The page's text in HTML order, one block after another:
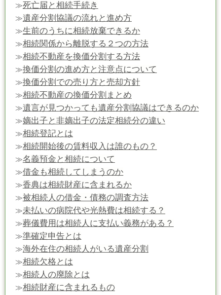
≫死亡届と相続手続き
≫遺産分割協議の流れと進め方
≫生前のうちに相続放棄できるか
≫相続関係から離脱する２つの方法
≫相続不動産を換価分割する方法
≫換価分割の進め方と注意点について
≫換価分割での売り方と売却方針
≫相続不動産の換価分割まとめ
≫遺言が見つかっても遺産分割協議はできるのか
≫嫡出子と非嫡出子の法定相続分の違い
≫相続登記とは
≫相続開始後の賃料収入は誰のもの？
≫名義預金と相続について
≫借金も相続してしまうのか
≫香典は相続財産に含まれるか
≫被相続人の借金・債務の調査方法
≫未払いの病院代や光熱費は相続する？
≫葬儀費用は相続人に支払い義務がある？
≫準確定申告とは
≫海外在住の相続人がいる遺産分割
≫相続欠格とは
≫相続人の廃除とは
≫相続財産に含まれるもの